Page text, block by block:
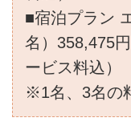
■宿泊プラン
名）358,475
ービス料込）
※1名、3名の